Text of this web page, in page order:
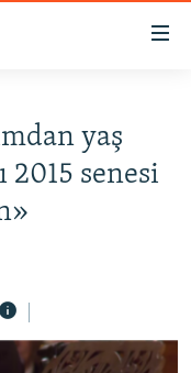
yaş
2015 senesi